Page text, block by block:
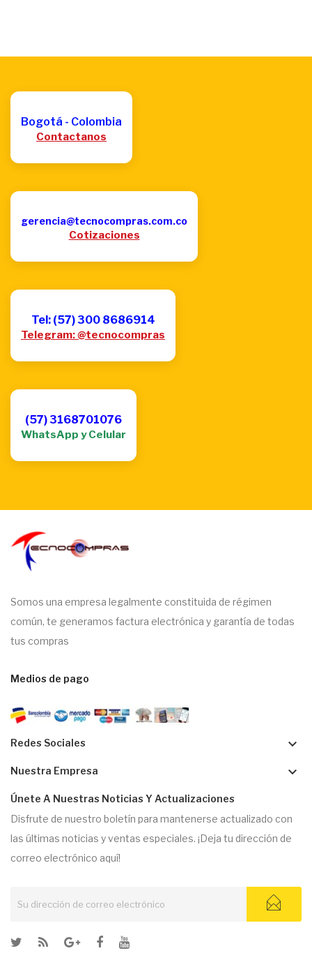
Bogotá - Colombia
Contactanos
gerencia@tecnocompras.com.co
Cotizaciones
Tel: (57) 300 8686914
Telegram: @tecnocompras
(57) 3168701076
WhatsApp y Celular
Somos una empresa legalmente constituida de régimen
común, te generamos factura electrónica y garantía de todas
tus compras
Medios de pago
Redes Sociales keyboard_arrow_down
Nuestra Empresa keyboard_arrow_down
Únete A Nuestras Noticias Y Actualizaciones
Disfrute de nuestro boletín para mantenerse actualizado con
las últimas noticias y ventas especiales. ¡Deja tu dirección de
correo electrónico aquí!